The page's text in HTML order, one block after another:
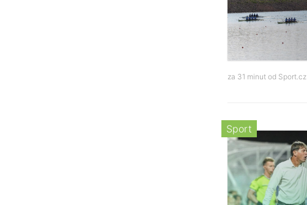
za 31 minut od Sport.cz
Sport